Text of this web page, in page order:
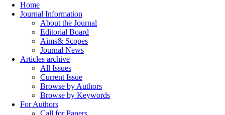
Home
Journal Information
About the Journal
Editorial Board
Aims& Scopes
Journal News
Articles archive
All Issues
Current Issue
Browse by Authors
Browse by Keywords
For Authors
Call for Papers